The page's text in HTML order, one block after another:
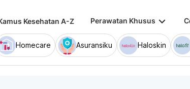
Kesehatan A-Z Perawatan Khusus keyboard_arrow_down
Homecare Asuransiku Haloskin